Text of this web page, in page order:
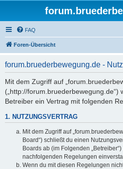
FAQ
Foren-Übersicht
forum.bruederbewegung.de -
Mit dem Zugriff auf
(„http://forum.bruederbewegung.de“)
Betreiber ein Vertrag mit folgenden
1. NUTZUNGSVERTRAG
Mit dem Zugriff auf
Board“) schließt du einen
Boards ab (im Folgenden
nachfolgenden Regelungen
Wenn du mit diesen Regelungen